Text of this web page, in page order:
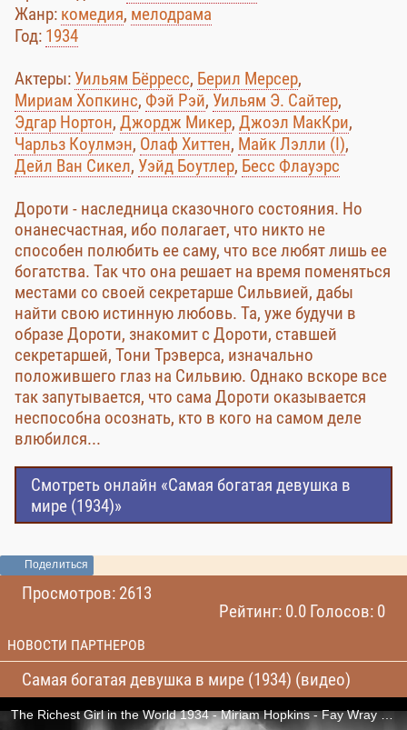
Жанр: комедия, мелодрама
Год: 1934
Актеры: Уильям Бёрресс, Берил Мерсер,
Мириам Хопкинс, Фэй Рэй, Уильям Э. Сайтер,
Эдгар Нортон, Джордж Микер, Джоэл МакКри,
Чарльз Коулмэн, Олаф Хиттен, Майк Лэлли (I),
Дейл Ван Сикел, Уэйд Боутлер, Бесс Флауэрс
Дороти - наследница сказочного состояния. Но
онанесчастная, ибо полагает, что никто не
способен полюбить ее саму, что все любят лишь ее
богатства. Так что она решает на время поменяться
местами со своей секретарше Сильвией, дабы
найти свою истинную любовь. Та, уже будучи в
образе Дороти, знакомит с Дороти, ставшей
секретаршей, Тони Трэверса, изначально
положившего глаз на Сильвию. Однако вскоре все
так запутывается, что сама Дороти оказывается
неспособна осознать, кто в кого на самом деле
влюбился...
Смотреть онлайн «Самая богатая девушка в
мире (1934)»
Поделиться
Просмотров: 2613
Рейтинг: 0.0 Голосов: 0
НОВОСТИ ПАРТНЕРОВ
Самая богатая девушка в мире (1934) (видео)